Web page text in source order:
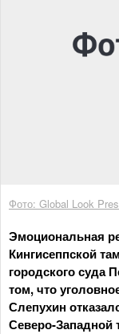
Фото: Global Look
Эмоциональная
Кингисеппской
городского суда
том, что
Слепухин
Северо-Западной